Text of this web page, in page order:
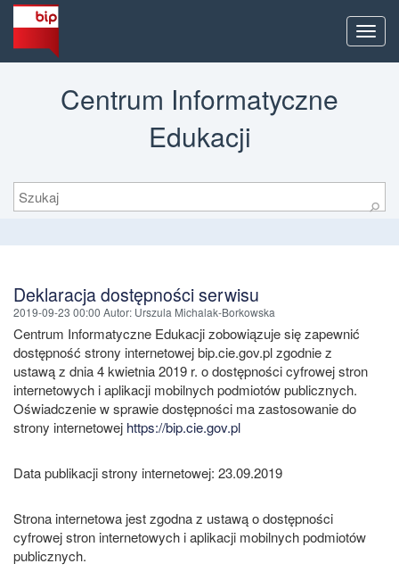
Menu
Centrum Informatyczne
Edukacji
Szukaj
⚲
Deklaracja dostępności serwisu
2019-09-23 00:00 Autor: Urszula Michalak-Borkowska
Centrum Informatyczne Edukacji zobowiązuje się zapewnić
dostępność strony internetowej bip.cie.gov.pl zgodnie z
ustawą z dnia 4 kwietnia 2019 r. o dostępności cyfrowej stron
internetowych i aplikacji mobilnych podmiotów publicznych.
Oświadczenie w sprawie dostępności ma zastosowanie do
strony internetowej https://bip.cie.gov.pl
Data publikacji strony internetowej: 23.09.2019
Strona internetowa jest zgodna z ustawą o dostępności
cyfrowej stron internetowych i aplikacji mobilnych podmiotów
publicznych.